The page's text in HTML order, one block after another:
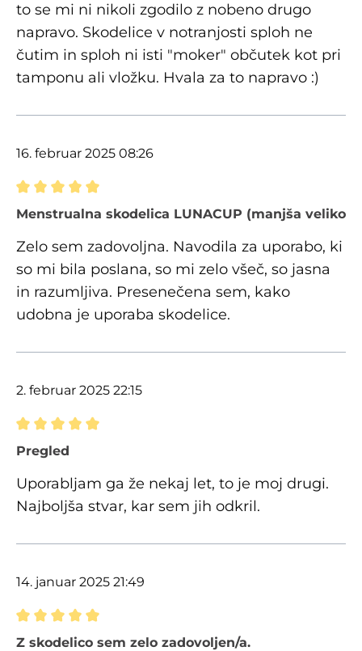
to se mi ni nikoli zgodilo z nobeno drugo
napravo. Skodelice v notranjosti sploh ne
čutim in sploh ni isti "moker" občutek kot pri
tamponu ali vložku. Hvala za to napravo :)
16. februar 2025 08:26
Ocena z oceno 5 od 5 zvezdic
Menstrualna skodelica LUNACUP (manjša
Zelo sem zadovoljna. Navodila za uporabo, ki
so mi bila poslana, so mi zelo všeč, so jasna
in razumljiva. Presenečena sem, kako
udobna je uporaba skodelice.
2. februar 2025 22:15
Ocena z oceno 5 od 5 zvezdic
Pregled
Uporabljam ga že nekaj let, to je moj drugi.
Najboljša stvar, kar sem jih odkril.
14. januar 2025 21:49
Ocena z oceno 5 od 5 zvezdic
Z skodelico sem zelo zadovoljen/a.